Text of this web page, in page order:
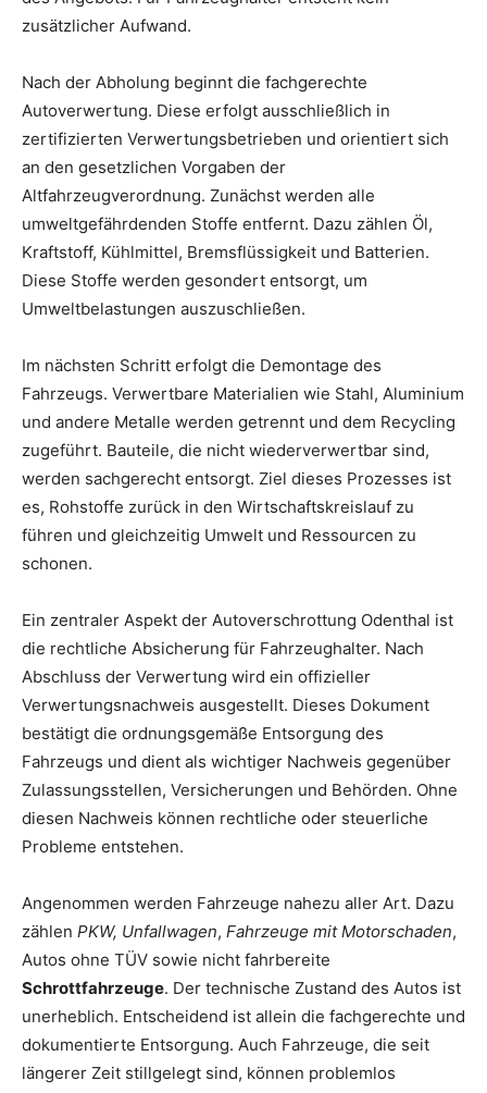
zusätzlicher Aufwand.
Nach der Abholung beginnt die fachgerechte
Autoverwertung. Diese erfolgt ausschließlich in
zertifizierten Verwertungsbetrieben und orientiert sich
an den gesetzlichen Vorgaben der
Altfahrzeugverordnung. Zunächst werden alle
umweltgefährdenden Stoffe entfernt. Dazu zählen Öl,
Kraftstoff, Kühlmittel, Bremsflüssigkeit und Batterien.
Diese Stoffe werden gesondert entsorgt, um
Umweltbelastungen auszuschließen.
Im nächsten Schritt erfolgt die Demontage des
Fahrzeugs. Verwertbare Materialien wie Stahl, Aluminium
und andere Metalle werden getrennt und dem Recycling
zugeführt. Bauteile, die nicht wiederverwertbar sind,
werden sachgerecht entsorgt. Ziel dieses Prozesses ist
es, Rohstoffe zurück in den Wirtschaftskreislauf zu
führen und gleichzeitig Umwelt und Ressourcen zu
schonen.
Ein zentraler Aspekt der Autoverschrottung Odenthal ist
die rechtliche Absicherung für Fahrzeughalter. Nach
Abschluss der Verwertung wird ein offizieller
Verwertungsnachweis ausgestellt. Dieses Dokument
bestätigt die ordnungsgemäße Entsorgung des
Fahrzeugs und dient als wichtiger Nachweis gegenüber
Zulassungsstellen, Versicherungen und Behörden. Ohne
diesen Nachweis können rechtliche oder steuerliche
Probleme entstehen.
Angenommen werden Fahrzeuge nahezu aller Art. Dazu
zählen PKW, Unfallwagen, Fahrzeuge mit Motorschaden,
Autos ohne TÜV sowie nicht fahrbereite
Schrottfahrzeuge. Der technische Zustand des Autos ist
unerheblich. Entscheidend ist allein die fachgerechte und
dokumentierte Entsorgung. Auch Fahrzeuge, die seit
längerer Zeit stillgelegt sind, können problemlos